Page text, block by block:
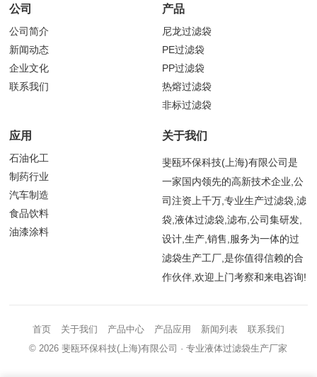
公司
公司简介
新闻动态
企业文化
联系我们
产品
尼龙过滤袋
PE过滤袋
PP过滤袋
热熔过滤袋
非标过滤袋
应用
石油化工
制药行业
汽车制造
食品饮料
油漆涂料
关于我们
斐瓯环保科技(上海)有限公司是
一家国内领先的高新技术企业,公
司注资上千万,专业生产过滤袋,滤
袋,液体过滤袋,滤布,公司集研发,
设计,生产,销售,服务为一体的过
滤袋生产工厂,是你值得信赖的合
作伙伴,欢迎上门考察和来电咨询!
首页 关于我们 产品中心 产品应用 新闻列表
联系我们
© 2026斐瓯环保科技(上海)有限公司 · 专业液体过滤袋生产厂家